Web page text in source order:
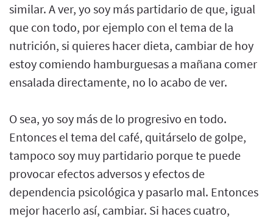
similar. A ver, yo soy más partidario de que, igual
que con todo, por ejemplo con el tema de la
nutrición, si quieres hacer dieta, cambiar de hoy
estoy comiendo hamburguesas a mañana comer
ensalada directamente, no lo acabo de ver.
O sea, yo soy más de lo progresivo en todo.
Entonces el tema del café, quitárselo de golpe,
tampoco soy muy partidario porque te puede
provocar efectos adversos y efectos de
dependencia psicológica y pasarlo mal. Entonces
mejor hacerlo así, cambiar. Si haces cuatro,